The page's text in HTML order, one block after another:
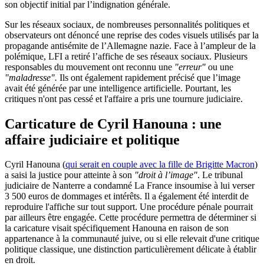
son objectif initial par l’indignation générale.
Sur les réseaux sociaux, de nombreuses personnalités politiques et
observateurs ont dénoncé une reprise des codes visuels utilisés par la
propagande antisémite de l’Allemagne nazie. Face à l’ampleur de la
polémique, LFI a retiré l’affiche de ses réseaux sociaux. Plusieurs
responsables du mouvement ont reconnu une "erreur" ou une
"maladresse". Ils ont également rapidement précisé que l’image
avait été générée par une intelligence artificielle. Pourtant, les
critiques n'ont pas cessé et l'affaire a pris une tournure judiciaire.
Carticature de Cyril Hanouna : une
affaire judiciaire et politique
Cyril Hanouna (qui serait en couple avec la fille de Brigitte Macron)
a saisi la justice pour atteinte à son "droit à l’image". Le tribunal
judiciaire de Nanterre a condamné La France insoumise à lui verser
3 500 euros de dommages et intérêts. Il a également été interdit de
reproduire l'affiche sur tout support. Une procédure pénale pourrait
par ailleurs être engagée. Cette procédure permettra de déterminer si
la caricature visait spécifiquement Hanouna en raison de son
appartenance à la communauté juive, ou si elle relevait d'une critique
politique classique, une distinction particulièrement délicate à établir
en droit.